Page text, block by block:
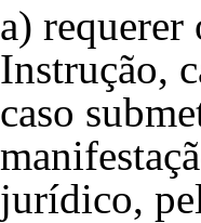
a) requerer
Instrução,
caso
jurídico,